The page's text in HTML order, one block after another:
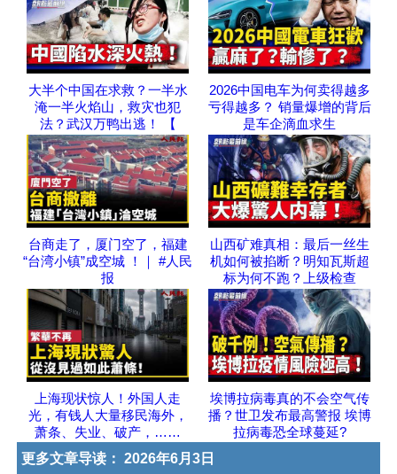
大半个中国在求救？一半水
淹一半火焰山，救灾也犯
法？武汉万鸭出逃！ 【
2026中国电车为何卖得越多
亏得越多？ 销量爆增的背后
是车企滴血求生
台商走了，厦门空了，福建
“台湾小镇”成空城 ！｜ #人民
报
山西矿难真相：最后一丝生
机如何被掐断？明知瓦斯超
标为何不跑？上级检查
上海现状惊人！外国人走
光，有钱人大量移民海外，
萧条、失业、破产，……
埃博拉病毒真的不会空气传
播？世卫发布最高警报 埃博
拉病毒恐全球蔓延?
更多文章导读： 2026年6月3日